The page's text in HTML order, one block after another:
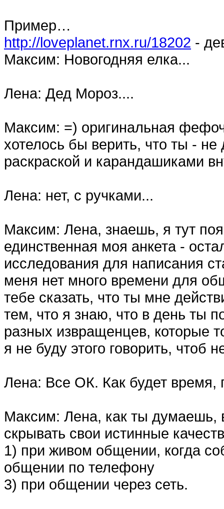
Пример…
http://loveplanet.rnx.ru/18202 -
Максим: Новогодняя елка...
Лена: Дед Мороз....
Максим: =) оригинальная
хотелось бы верить, что ты - не
раскраской и карандашиками
Лена: нет, с ручками...
Максим: Лена, знаешь, я тут
единственная моя анкета -
исследования для написания
меня нет много времени для
тебе сказать, что ты мне
тем, что я знаю, что в день ты
разных извращенцев, которые
я не буду этого говорить, чтоб
Лена: Все ОК. Как будет время,
Максим: Лена, как ты думаешь,
скрывать свои истинные
1) при живом общении, когда
общении по телефону
3) при общении через сеть.